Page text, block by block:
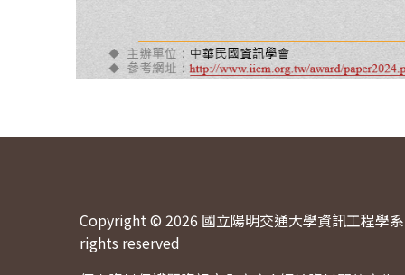
Copyright © 2026 國立陽明交通大學資訊工程學
rights reserved